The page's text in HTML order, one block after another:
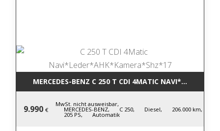
MERCEDES-BENZ C 250 T CDI 4MATIC
9.990 €
MwSt. nicht ausweisbar,
MERCEDES-BENZ, C 250, Diesel, 206.000 km,
205 PS, Automatik